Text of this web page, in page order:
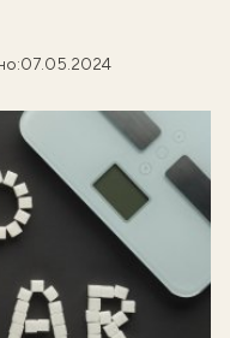
07.05.2024